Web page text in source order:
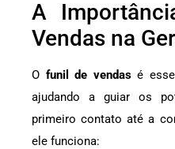
A
Vendas na
O funil de vendasé
ajudando a guiar os
primeiro contato até a
ele funciona: